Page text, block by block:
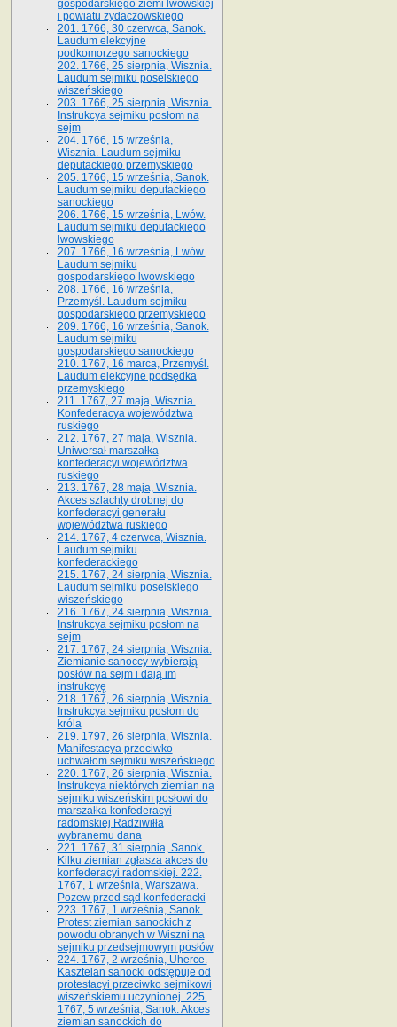
gospodarskiego ziemi lwowskiej
i powiatu żydaczowskiego
201. 1766, 30 czerwca, Sanok.
Laudum elekcyjne
podkomorzego sanockiego
202. 1766, 25 sierpnia, Wisznia.
Laudum sejmiku poselskiego
wiszeńskiego
203. 1766, 25 sierpnia, Wisznia.
Instrukcya sejmiku posłom na
sejm
204. 1766, 15 września,
Wisznia. Laudum sejmiku
deputackiego przemyskiego
205. 1766, 15 września, Sanok.
Laudum sejmiku deputackiego
sanockiego
206. 1766, 15 września, Lwów.
Laudum sejmiku deputackiego
lwowskiego
207. 1766, 16 września, Lwów.
Laudum sejmiku
gospodarskiego lwowskiego
208. 1766, 16 września,
Przemyśl. Laudum sejmiku
gospodarskiego przemyskiego
209. 1766, 16 września, Sanok.
Laudum sejmiku
gospodarskiego sanockiego
210. 1767, 16 marca, Przemyśl.
Laudum elekcyjne podsędka
przemyskiego
211. 1767, 27 maja, Wisznia.
Konfederacya województwa
ruskiego
212. 1767, 27 maja, Wisznia.
Uniwersał marszałka
konfederacyi województwa
ruskiego
213. 1767, 28 maja, Wisznia.
Akces szlachty drobnej do
konfederacyi generału
województwa ruskiego
214. 1767, 4 czerwca, Wisznia.
Laudum sejmiku
konfederackiego
215. 1767, 24 sierpnia, Wisznia.
Laudum sejmiku poselskiego
wiszeńskiego
216. 1767, 24 sierpnia, Wisznia.
Instrukcya sejmiku posłom na
sejm
217. 1767, 24 sierpnia, Wisznia.
Ziemianie sanoccy wybierają
posłów na sejm i dają im
instrukcyę
218. 1767, 26 sierpnia, Wisznia.
Instrukcya sejmiku posłom do
króla
219. 1797, 26 sierpnia, Wisznia.
Manifestacya przeciwko
uchwałom sejmiku wiszeńskiego
220. 1767, 26 sierpnia, Wisznia.
Instrukcya niektórych ziemian na
sejmiku wiszeńskim posłowi do
marszałka konfe­deracyi
radomskiej Radziwiłła
wybranemu dana
221. 1767, 31 sierpnia, Sanok.
Kilku ziemian zgłasza akces do
konfederacyi radomskiej. 222.
1767, 1 września, Warszawa.
Pozew przed sąd konfederacki
223. 1767, 1 września, Sanok.
Protest ziemian sanockich z
powodu obranych w Wiszni na
sejmiku przedsejmo­wym posłów
224. 1767, 2 września, Uherce.
Kasztelan sanocki odstępuje od
protestacyi przeciwko sejmikowi
wiszeńskiemu uczynionej. 225.
1767, 5 września, Sanok. Akces
ziemian sanockich do